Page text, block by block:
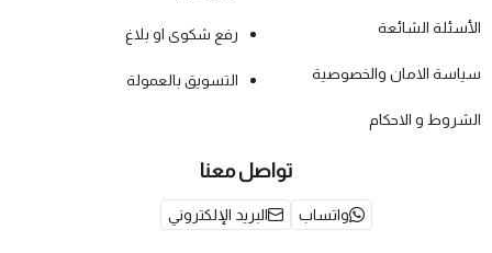
الأسئلة الشائعة
سياسة الامان والخصوصية
الشروط و الاحكام
رفع شكوى او بلاغ
التسويق بالعمولة
تواصل معنا
واتساب البريد الإلكتروني